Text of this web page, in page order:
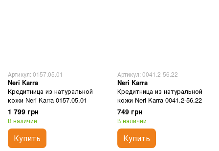
Артикул: 0157.05.01
Neri Karra
Кредитница из натуральной
кожи Neri Karra 0157.05.01
1 799 грн
В наличии
Купить
Артикул: 0041.2-56.22
Neri Karra
Кредитница из натуральной
кожи Neri Karra 0041.2-56.22
749 грн
В наличии
Купить